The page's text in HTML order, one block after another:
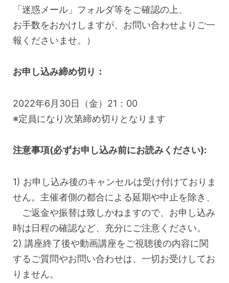
「迷惑メール」フォルダ等をご確認の上、
お手数をおかけしますが、お問い合わせよりご一
報くださいませ。）
お申し込み締め切り：
2022年6月30日（金）21：00
※定員になり次第締め切りとなります
注意事項(必ずお申し込み前にお読みください):
1) お申し込み後のキャンセルは受け付けておりま
せん。主催者側の都合による延期や中止を除き、
ご返金や振替は致しかねますので、お申し込み
時は日程の確認など、充分にご注意ください。
2) 講座終了後や動画講座をご視聴後の内容に関
するご質問やお問い合わせは、一切お受けしてお
りません。